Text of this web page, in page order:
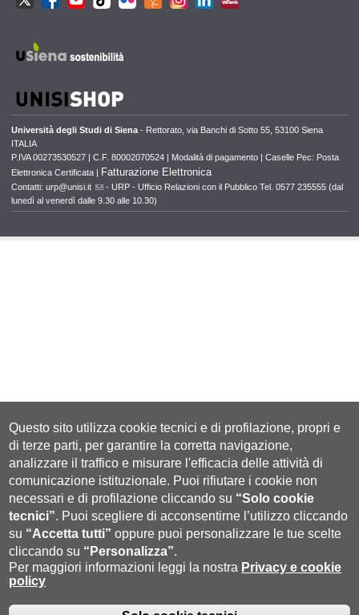
Università degli Studi di Siena - Rettorato, via Banchi di Sotto 55, 53100 Siena
ITALIA
P.IVA 00273530527 | C.F. 80002070524 | Modalità di pagamento |Caselle Pec: Posta
Elettronica Certificata | Fatturazione Elettronica
Contatti:urp@unisi.it
- URP - Ufficio Relazioni con il Pubblico Tel. 0577 235555 (dal
lunedì al venerdì dalle 9.30 alle 10.30)
Questo sito utilizza cookie tecnici e di profilazione, propri e
di terze parti, per garantire la corretta navigazione,
analizzare il traffico e misurare l'efficacia delle attività di
comunicazione istituzionale. Puoi rifiutare i cookie non
necessari e di profilazione cliccando su “Solo cookie
tecnici”. Puoi scegliere di acconsentirne l’utilizzo cliccando
su “Accetta tutti” oppure puoi personalizzare le tue scelte
cliccando su “Personalizza”.
Per maggiori informazioni leggi la nostra Privacy e cookie
policy